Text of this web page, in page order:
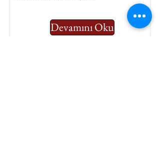
Devamını Oku